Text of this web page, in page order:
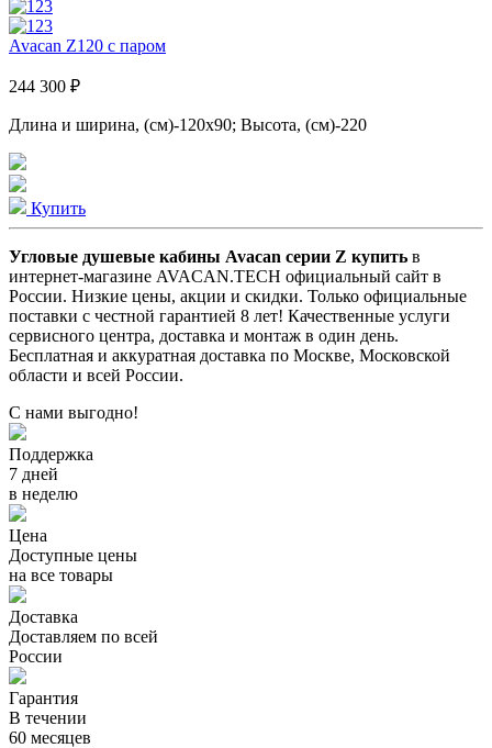
Avacan Z120 с паром
244 300 ₽
Длина и ширина, (см)-120x90; Высота, (см)-220
Купить
Угловые душевые кабины Avacan серии Z купить в
интернет-магазине AVACAN.TECH официальный сайт в
России. Низкие цены, акции и скидки. Только официальные
поставки c честной гарантией 8 лет! Качественные услуги
сервисного центра, доставка и монтаж в один день.
Бесплатная и аккуратная доставка по Москве, Московской
области и всей России.
С нами выгодно!
Поддержка
7 дней
в неделю
Цена
Доступные цены
на все товары
Доставка
Доставляем по всей
России
Гарантия
В течении
60 месяцев